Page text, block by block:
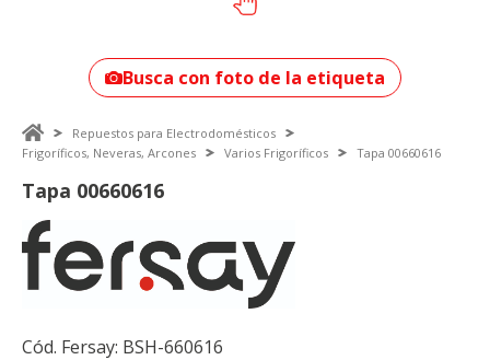
tu modelo?
Busca con foto de la etiqueta
Repuestos para Electrodomésticos
Frigoríficos, Neveras, Arcones
Varios Frigoríficos Tapa 00660616
Tapa 00660616
Cód. Fersay: BSH-660616